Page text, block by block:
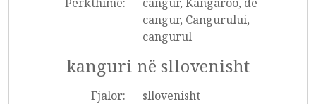
cangur, Cangurului,
cangurul
kanguri në sllovenisht
Fjalor:
sllovenisht